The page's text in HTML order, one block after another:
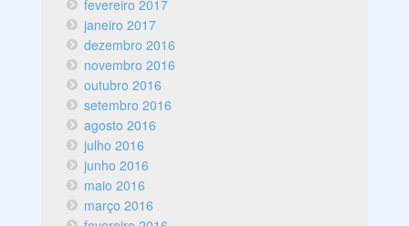
fevereiro 2017
janeiro 2017
dezembro 2016
novembro 2016
outubro 2016
setembro 2016
agosto 2016
julho 2016
junho 2016
maio 2016
março 2016